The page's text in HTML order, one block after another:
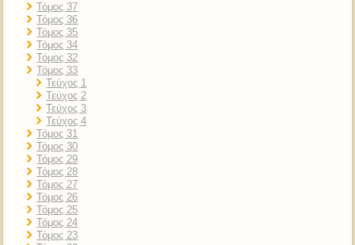
Τόμος 37
Τόμος 36
Τόμος 35
Τόμος 34
Τόμος 32
Τόμος 33
Τεύχος 1
Τεύχος 2
Τεύχος 3
Τεύχος 4
Τόμος 31
Τόμος 30
Τόμος 29
Τόμος 28
Τόμος 27
Τόμος 26
Τόμος 25
Τόμος 24
Τόμος 23